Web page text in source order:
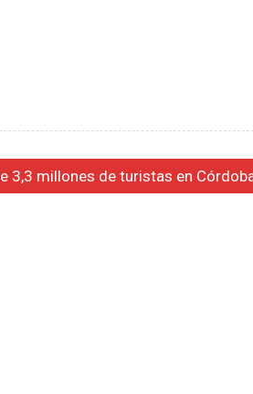
3,3 millones de turistas en